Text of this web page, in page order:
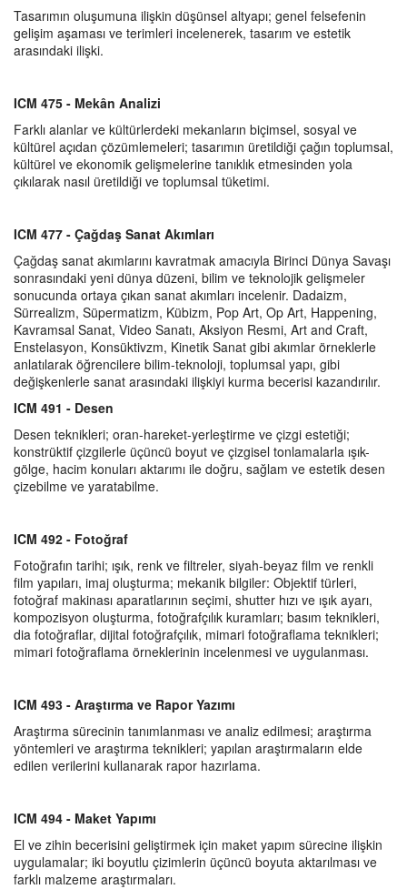
Tasarımın oluşumuna ilişkin düşünsel altyapı; genel felsefenin
gelişim aşaması ve terimleri incelenerek, tasarım ve estetik
arasındaki ilişki.
ICM 475 - Mekân Analizi
Farklı alanlar ve kültürlerdeki mekanların biçimsel, sosyal ve
kültürel açıdan çözümlemeleri; tasarımın üretildiği çağın toplumsal,
kültürel ve ekonomik gelişmelerine tanıklık etmesinden yola
çıkılarak nasıl üretildiği ve toplumsal tüketimi.
ICM 477 - Çağdaş Sanat Akımları
Çağdaş sanat akımlarını kavratmak amacıyla Birinci Dünya Savaşı
sonrasındaki yeni dünya düzeni, bilim ve teknolojik gelişmeler
sonucunda ortaya çıkan sanat akımları incelenir. Dadaizm,
Sürrealizm, Süpermatizm, Kübizm, Pop Art, Op Art, Happening,
Kavramsal Sanat, Video Sanatı, Aksiyon Resmi, Art and Craft,
Enstelasyon, Konsüktivzm, Kinetik Sanat gibi akımlar örneklerle
anlatılarak öğrencilere bilim-teknoloji, toplumsal yapı, gibi
değişkenlerle sanat arasındaki ilişkiyi kurma becerisi kazandırılır.
ICM 491 - Desen
Desen teknikleri; oran-hareket-yerleştirme ve çizgi estetiği;
konstrüktif çizgilerle üçüncü boyut ve çizgisel tonlamalarla ışık-
gölge, hacim konuları aktarımı ile doğru, sağlam ve estetik desen
çizebilme ve yaratabilme.
ICM 492 - Fotoğraf
Fotoğrafın tarihi; ışık, renk ve filtreler, siyah-beyaz film ve renkli
film yapıları, imaj oluşturma; mekanik bilgiler: Objektif türleri,
fotoğraf makinası aparatlarının seçimi, shutter hızı ve ışık ayarı,
kompozisyon oluşturma, fotoğrafçılık kuramları; basım teknikleri,
dia fotoğraflar, dijital fotoğrafçılık, mimari fotoğraflama teknikleri;
mimari fotoğraflama örneklerinin incelenmesi ve uygulanması.
ICM 493 - Araştırma ve Rapor Yazımı
Araştırma sürecinin tanımlanması ve analiz edilmesi; araştırma
yöntemleri ve araştırma teknikleri; yapılan araştırmaların elde
edilen verilerini kullanarak rapor hazırlama.
ICM 494 - Maket Yapımı
El ve zihin becerisini geliştirmek için maket yapım sürecine ilişkin
uygulamalar; iki boyutlu çizimlerin üçüncü boyuta aktarılması ve
farklı malzeme araştırmaları.